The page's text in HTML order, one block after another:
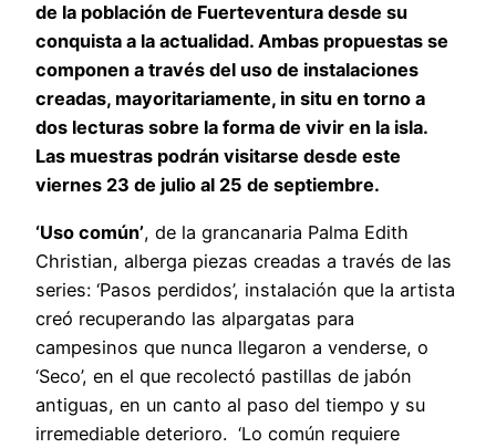
de la población de Fuerteventura desde su
conquista a la actualidad. Ambas propuestas se
componen a través del uso de instalaciones
creadas, mayoritariamente, in situ en torno a
dos lecturas sobre la forma de vivir en la isla.
Las muestras podrán visitarse desde este
viernes 23 de julio al 25 de septiembre.
‘Uso común’, de la grancanaria Palma Edith
Christian, alberga piezas creadas a través de las
series: ‘Pasos perdidos’, instalación que la artista
creó recuperando las alpargatas para
campesinos que nunca llegaron a venderse, o
‘Seco’, en el que recolectó pastillas de jabón
antiguas, en un canto al paso del tiempo y su
irremediable deterioro. ‘Lo común requiere